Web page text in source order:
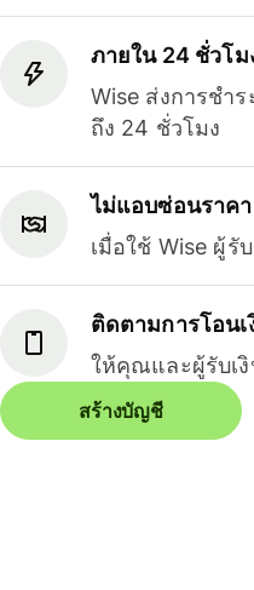
ภายใน 24 ชั่วโม
Wise ส่งการชำ
ถึง 24 ชั่วโมง
ไม่แอบซ่อนราคา
เมื่อใช้ Wise ผู้
ติดตามการโอน
ให้คุณและผู้รับเ
สร้างบัญชี